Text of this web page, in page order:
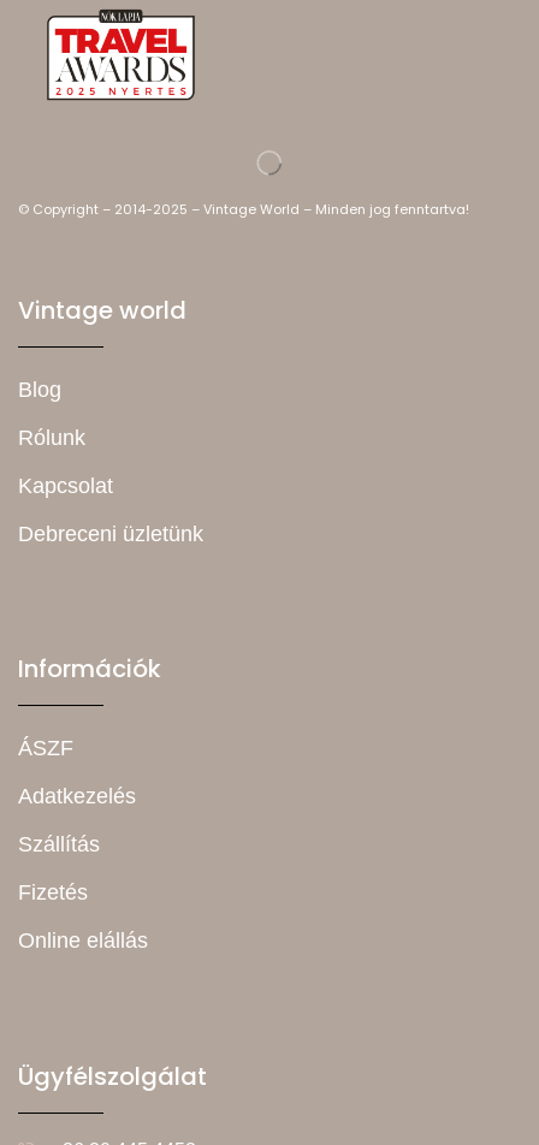
© Copyright – 2014-2025 – Vintage World – Minden jog fenntartva!
Vintage world
Blog
Rólunk
Kapcsolat
Debreceni üzletünk
Információk
ÁSZF
Adatkezelés
Szállítás
Fizetés
Online elállás
Ügyfélszolgálat